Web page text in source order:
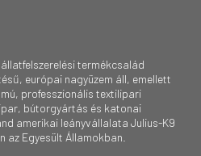
termékcsalád
európai nagyüzem áll, emellett
professzionális textilipari
bútorgyártás és katonai
amerikai leányvállalata Julius-K9
az Egyesült Államokban.